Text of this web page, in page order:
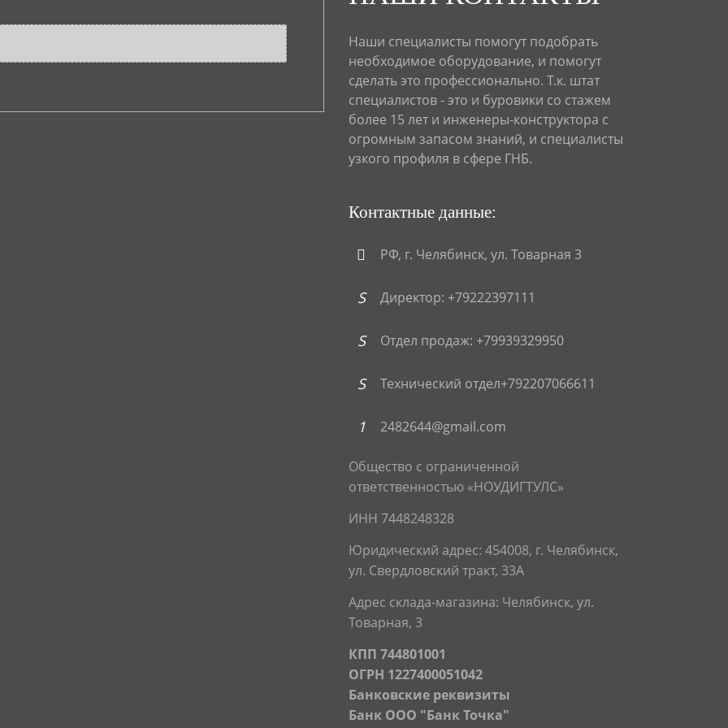
Наши специалисты помогут подобрать
необходимое оборудование, и помогут
сделать это профессионально. Т.к. штат
специалистов - это и буровики со стажем
более 15 лет и инженеры-конструктора с
огромным запасом знаний, и специалисты
узкого профиля в сфере ГНБ.
Контактные данные:
РФ, г. Челябинск, ул. Товарная 3
Директор: +79222397111
Отдел продаж: +79939329950
Технический отдел+792207066611
2482644@gmail.com
Общество с ограниченной
ответственностью «НОУДИГТУЛС»
ИНН 7448248328
Юридический адрес: 454008, г. Челябинск,
ул. Свердловский тракт, 33А
Адрес склада-магазина: Челябинск, ул.
Товарная, 3
КПП 744801001
ОГРН 1227400051042
Банковские реквизиты
Банк ООО "Банк Точка"